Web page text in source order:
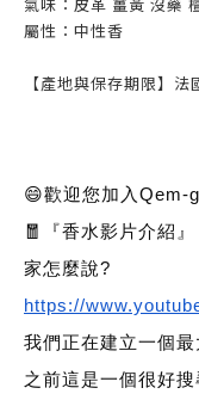
屬性：中性香
【產地與保存期限】法
😄歡迎您加入Qem-
🧧『香水影片介紹
家怎麼說?
https://
我們正在建立一個
之前這是一個很好